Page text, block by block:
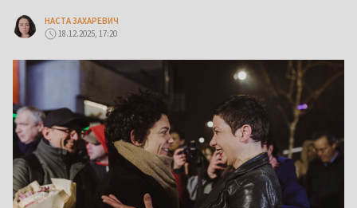
НАСТА ЗАХАРЕВИЧ
18.12.2025, 17:20